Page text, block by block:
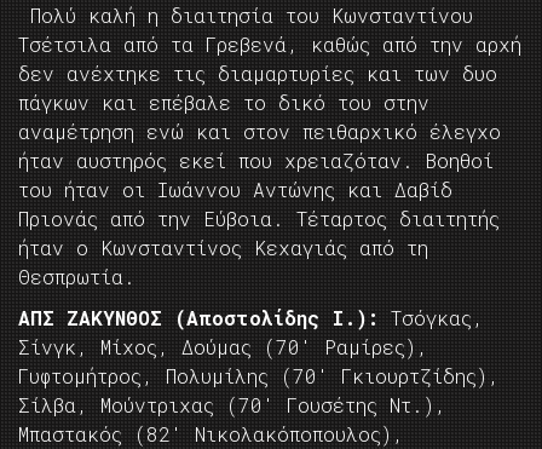
Πολύ καλή η διαιτησία του Κωνσταντίνου
Τσέτσιλα από τα Γρεβενά, καθώς από την αρχή
δεν ανέχτηκε τις διαμαρτυρίες και των δυο
πάγκων και επέβαλε το δικό του στην
αναμέτρηση ενώ και στον πειθαρχικό έλεγχο
ήταν αυστηρός εκεί που χρειαζόταν. Βοηθοί
του ήταν οι Ιωάννου Αντώνης και Δαβίδ
Πριονάς από την Εύβοια. Τέταρτος διαιτητής
ήταν ο Κωνσταντίνος Κεχαγιάς από τη
Θεσπρωτία.
ΑΠΣ ΖΑΚΥΝΘΟΣ (Αποστολίδης Ι.):
Τσόγκας,
Σίνγκ, Μίχος, Δούμας (70′ Ραμίρες),
Γυφτομήτρος, Πολυμίλης (70′ Γκιουρτζίδης),
Σίλβα, Μούντριχας (70′ Γουσέτης Ντ.),
Μπαστακός (82′ Νικολακόποπουλος),